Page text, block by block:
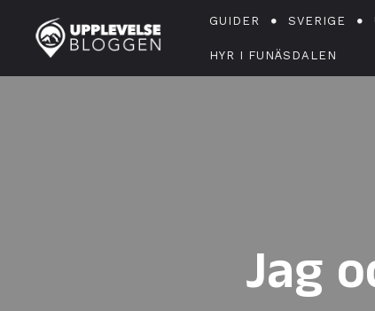
GUIDER SVERIGE
HYR I FUNÄSDALEN
Jag